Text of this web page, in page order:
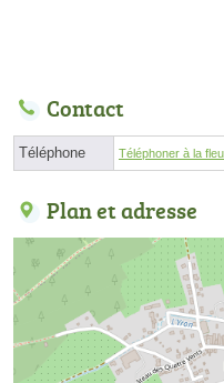
Contact
Téléphone Téléphoner à la
Plan et adresse